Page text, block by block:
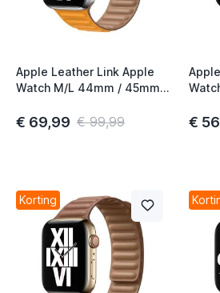
Apple Leather Link Apple
Watch M/L 44mm / 45mm /
€ 69,99 € 99,99 €
Korting